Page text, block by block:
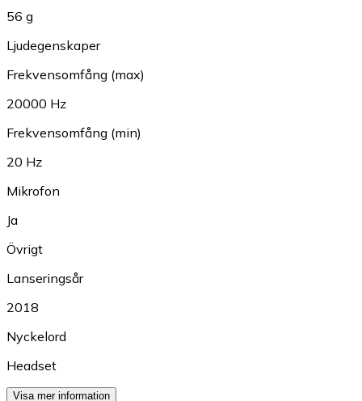
56 g
Ljudegenskaper
Frekvensomfång (max)
20000 Hz
Frekvensomfång (min)
20 Hz
Mikrofon
Ja
Övrigt
Lanseringsår
2018
Nyckelord
Headset
Visa mer information